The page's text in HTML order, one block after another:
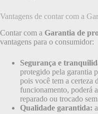
Vantagens de contar com a
Contar com a Garantia de
vantagens para o consumidor:
Segurança e
protegido pela garantia
pois você tem a certeza
funcionamento, poderá
reparado ou trocado
Qualidade garantida: